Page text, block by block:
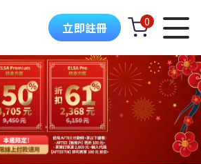
立即註冊 0